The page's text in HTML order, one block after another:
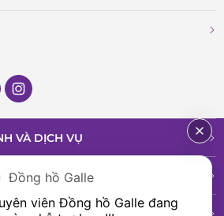
VÀ DỊCH VỤ
Đồng hồ Galle
viên Đồng hồ Galle đang